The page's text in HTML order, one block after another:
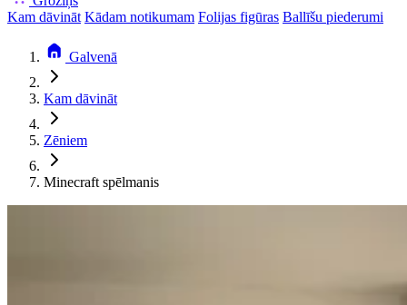
Kam dāvināt Kādam notikumam Folijas figūras Ballīšu piederumi
Galvenā
Kam dāvināt
Zēniem
Minecraft spēlmanis